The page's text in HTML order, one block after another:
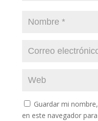
Guardar mi
en este navegador